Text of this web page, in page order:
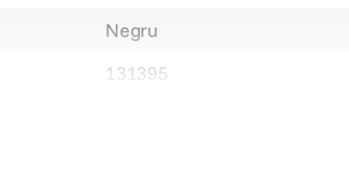
Negru
131395